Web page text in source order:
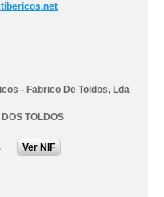
- Fabrico De Toldos, Lda
TOLDOS
Ver NIF